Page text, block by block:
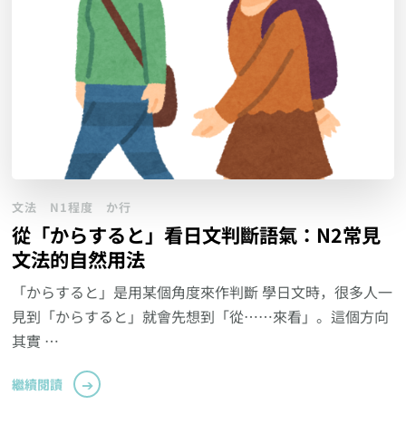
文法 N1程度 か行
從「からすると」看日文判斷語氣：N2常見
文法的自然用法
「からすると」是用某個角度來作判斷 學日文時，很多人一
見到「からすると」就會先想到「從……來看」。這個方向
其實 …
繼續閱讀